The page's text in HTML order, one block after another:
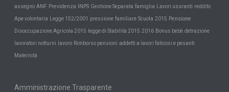
assegno ANF Previdenza INPS Gestione Separata famiglia Lavori usuranti reddito
Ape volontaria Legge 152/2001 pressione familiare Scuola 2015 Pensione
Disoccupazione Agricola 2015 legge di Stabilità 2015 2016 Bonus bebè detrazione
lavoratori notturni lavoro Rimborso pensioni addetti a lavori faticosi e pesanti
Maternità
Amministrazione Trasparente